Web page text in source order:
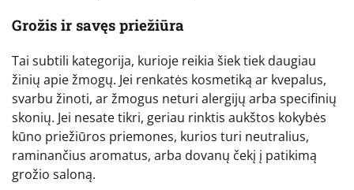
Grožis ir savęs priežiūra
Tai subtili kategorija, kurioje reikia šiek tiek daugiau
žinių apie žmogų. Jei renkatės kosmetiką ar kvepalus,
svarbu žinoti, ar žmogus neturi alergijų arba specifinių
skonių. Jei nesate tikri, geriau rinktis aukštos kokybės
kūno priežiūros priemones, kurios turi neutralius,
raminančius aromatus, arba dovanų čekį į patikimą
grožio saloną.